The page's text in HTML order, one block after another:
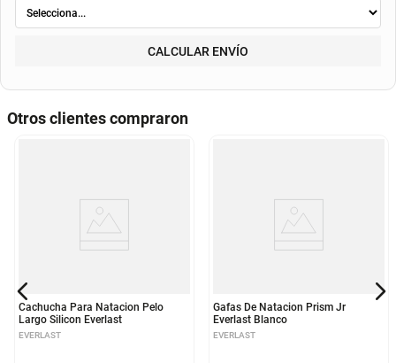
CALCULAR ENVÍO
Otros clientes compraron
Cachucha Para Natacion Pelo
Largo Silicon Everlast
EVERLAST
Gafas De Natacion Prism Jr
Everlast Blanco
EVERLAST